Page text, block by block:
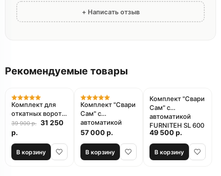
+ Написать отзыв
Рекомендуемые товары
Акция
Комплект для
откатных ворот
Alutech
39 900 р. 31 250
р.
В корзину
Комплект "Свари
Сам" с
автоматикой
Alutech
57 000 р.
В корзину
Комплект "Свари
Сам" с
автоматикой
FURNITEH SL 600
AC
49 500 р.
В корзину